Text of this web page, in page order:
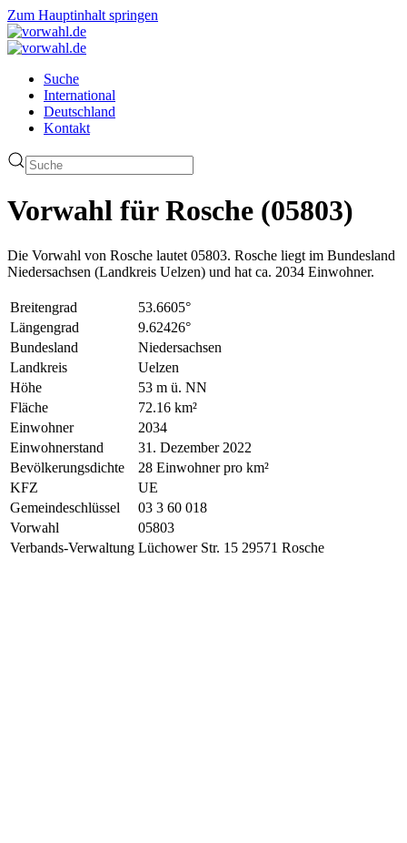
Zum Hauptinhalt springen
Suche
International
Deutschland
Kontakt
Vorwahl für Rosche (05803)
Die Vorwahl von Rosche lautet 05803. Rosche liegt im Bundesland
Niedersachsen (Landkreis Uelzen) und hat ca. 2034 Einwohner.
Breitengrad
53.6605°
Längengrad
9.62426°
Bundesland
Niedersachsen
Landkreis
Uelzen
Höhe
53 m ü. NN
Fläche
72.16 km²
Einwohner
2034
Einwohnerstand
31. Dezember 2022
Bevölkerungsdichte
28 Einwohner pro km²
KFZ
UE
Gemeindeschlüssel
03 3 60 018
Vorwahl
05803
Verbands-Verwaltung Lüchower Str. 15 29571 Rosche